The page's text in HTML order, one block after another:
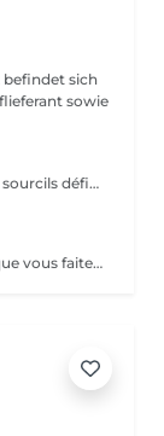
sowie
Les sourcils le trait parfait La pigmentation des sourcils définit les traits de votre visage en créant un cadre optique. Le tracé du sourcil exprime votre état d'âme et peut même vous donner un aspect plus jeune. Mais les sourcils peuvent aussi pousser de manière très irrégulière jusqu'à ne plus pousser du tout. Dans ce cas le maquillage permanent est la solution idéale. On choisira une couleur qui vous correspond, ensuite on vous fera un dessin des sourcils au crayon. Quand on aura obtenu le résultat parfait, nous allons commencer à pigmenter des poils très fins. A partir de ce jour vous allez vous réveiller tous les matins avec des sourcils parfaits.
Eyeliner - Des yeux expressifs Imaginez-vous que vous faites du sport, que vous allez vous baigner ou au sauna et que votre Eyeliner ne s'efface pas, ne coule pas plus jamais. Vos cils paraissent plus fournis et vos yeux sont plus expressifs grâce à un Eyeliner fin. L'Eyeliner est aussi la solution parfaite si vous portez des lentilles ou si vous avez des problèmes de vue ou bien si vous voulez tout simplement gagner du temps. Vous avez le choix entre un Eyeliner très fin et discret et un Eyeliner décoratif, tout comme vous le souhaitez. Dans tous les cas l'Eyeliner mettra vos yeux en valeur.